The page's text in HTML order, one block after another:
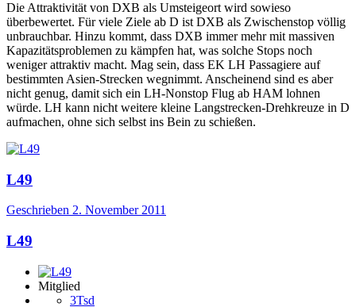
Die Attraktivität von DXB als Umsteigeort wird sowieso
überbewertet. Für viele Ziele ab D ist DXB als Zwischenstop völlig
unbrauchbar. Hinzu kommt, dass DXB immer mehr mit massiven
Kapazitätsproblemen zu kämpfen hat, was solche Stops noch
weniger attraktiv macht. Mag sein, dass EK LH Passagiere auf
bestimmten Asien-Strecken wegnimmt. Anscheinend sind es aber
nicht genug, damit sich ein LH-Nonstop Flug ab HAM lohnen
würde. LH kann nicht weitere kleine Langstrecken-Drehkreuze in D
aufmachen, ohne sich selbst ins Bein zu schießen.
L49
Geschrieben 2. November 2011
L49
Mitglied
3Tsd